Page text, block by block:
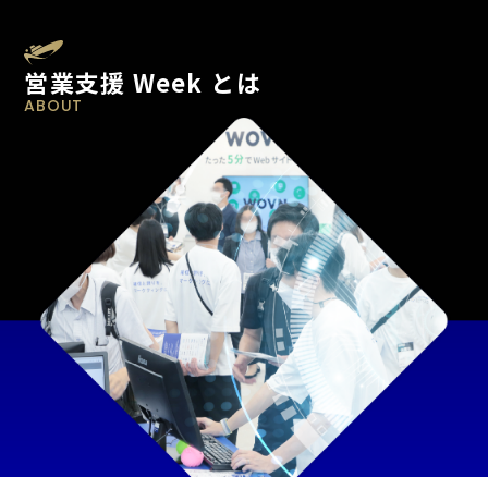
営業支援 Week とは
ABOUT